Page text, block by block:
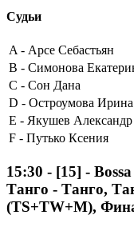
Судьи
A - Арсе Себастьян
B - Симонова
C - Сон Дана
D - Остроумова Ирина
E - Якушев Александр
F - Путько Ксения
15:30 - [15] -
Танго - Танго,
(TS+TW+M),